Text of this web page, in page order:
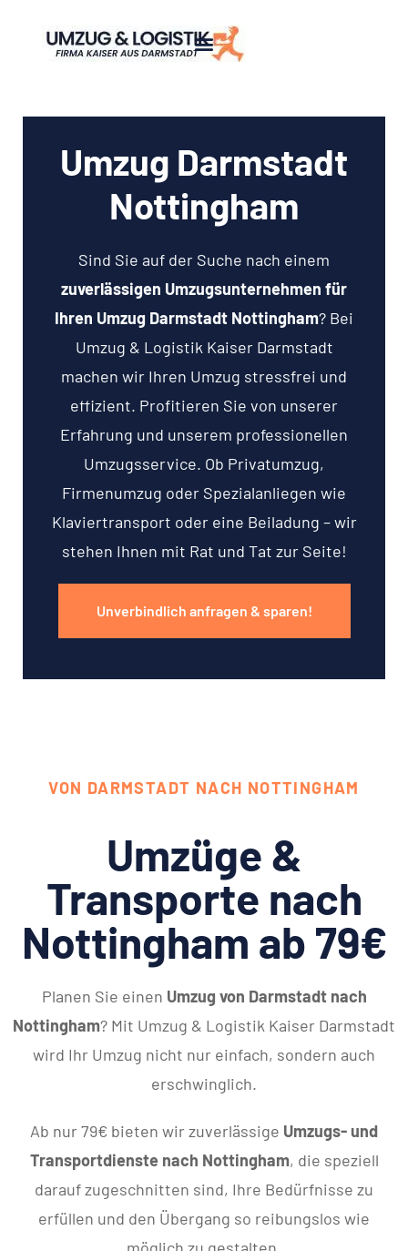
Umzug Darmstadt
Nottingham
Sind Sie auf der Suche nach einem
zuverlässigen Umzugsunternehmen für
Ihren Umzug Darmstadt Nottingham? Bei
Umzug & Logistik Kaiser Darmstadt
machen wir Ihren Umzug stressfrei und
effizient. Profitieren Sie von unserer
Erfahrung und unserem professionellen
Umzugsservice. Ob Privatumzug,
Firmenumzug oder Spezialanliegen wie
Klaviertransport oder eine Beiladung – wir
stehen Ihnen mit Rat und Tat zur Seite!
Unverbindlich anfragen & sparen!
VON DARMSTADT NACH NOTTINGHAM
Umzüge &
Transporte nach
Nottingham ab 79€
Planen Sie einen Umzug von Darmstadt nach
Nottingham? Mit Umzug & Logistik Kaiser Darmstadt
wird Ihr Umzug nicht nur einfach, sondern auch
erschwinglich.
Ab nur 79€ bieten wir zuverlässige Umzugs- und
Transportdienste nach Nottingham, die speziell
darauf zugeschnitten sind, Ihre Bedürfnisse zu
erfüllen und den Übergang so reibungslos wie